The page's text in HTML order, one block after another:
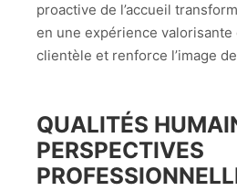
proactive de l’accueil
en une expérience
clientèle et renforce l’image
QUALITÉS
PERSPECTIVES